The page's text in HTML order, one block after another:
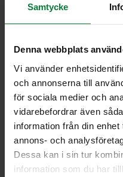
Samtycke
Denna webbplats
Vi använder
och annonserna till
för sociala medier och
vidarebefordrar även
information från din
annons- och
Dessa kan i sin tur
information som du har